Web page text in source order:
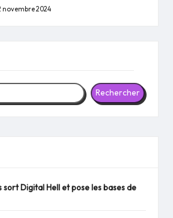
novembre 2024
Rechercher
Digital Hell et pose les bases de